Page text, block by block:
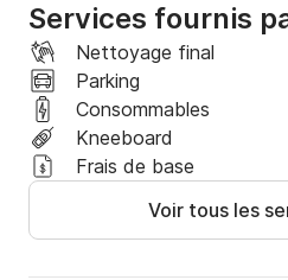
Services fournis
Nettoyage final
Parking
Consommables
Kneeboard
Frais de base
Voir tous les